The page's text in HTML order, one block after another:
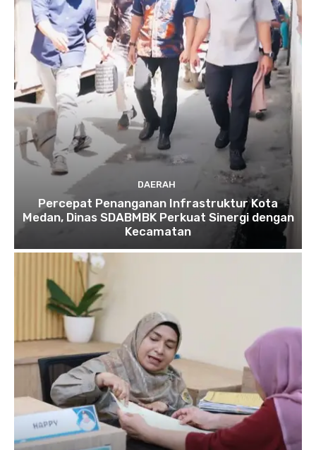
DAERAH
Percepat Penanganan Infrastruktur Kota
Medan, Dinas SDABMBK Perkuat Sinergi dengan
Kecamatan